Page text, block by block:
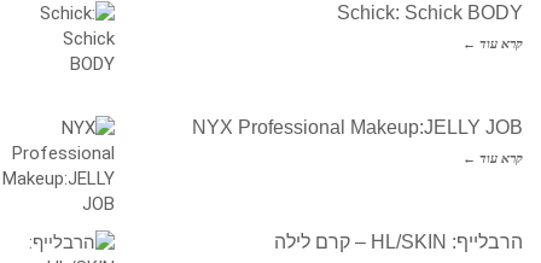
Schick: Schick BODY
קרא עוד ←
NYX Professional Makeup:JELLY JOB
קרא עוד ←
הרבלייף: HL/SKIN – קרם לילה